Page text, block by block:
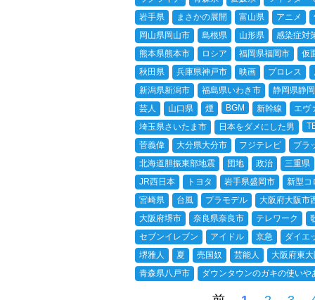
岩手県
まさかの展開 富山県 アニメ
岡山県岡山市
島根県 山形県 感染症対
熊本県熊本市
ロシア 福岡県福岡市 仮
秋田県
兵庫県神戸市 映画 プロレス
新潟県新潟市
福島県いわき市 静岡県静
芸人
山口県 煙 BGM 新幹線 エヴ
埼玉県さいたま市
日本をダメにした男
菅義偉
大分県大分市 フジテレビ ブラ
北海道胆振東部地震
団地 政治 三重県
JR西日本
トヨタ 岩手県盛岡市 新型コ
宮崎県
台風 プラモデル 大阪府大阪市
大阪府堺市
奈良県奈良市 テレワーク
セブンイレブン
アイドル 京急 ダイエ
堺雅人
夏 売国奴 芸能人 大阪府東
青森県八戸市
ダウンタウンのガキの使いや